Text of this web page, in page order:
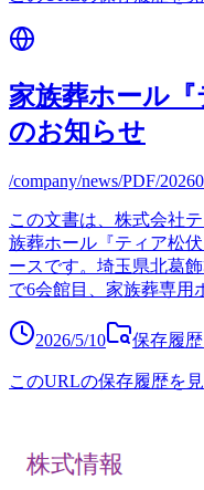
家族葬ホール
のお知らせ
/company/news/PDF/
この文書は、株式会社
族葬ホール『ティア松
ースです。埼玉県北葛
で6会館目、家族葬専用
2026/5/10 保存履歴
このURLの保存履歴を